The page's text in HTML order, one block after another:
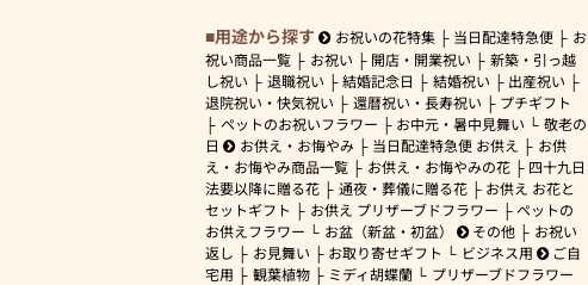
用途から探す お祝いの花特集 当日配達特急便
お
祝い商品一覧
お祝い 開店・開業祝い
新築・引っ越
し祝い
退職祝い 結婚記念日 結婚祝い
出産祝い
退院祝い・快気祝い
還暦祝い・長寿祝い
プチギフト
ペットのお祝いフラワー
お中元・暑中見舞い
敬老の
日
お供え・お悔やみ 当日配達特急便 お供え
お供
え・お悔やみ商品一覧
お供え・お悔やみの花
四十九日
法要以降に贈る花
通夜・葬儀に贈る花
お供え お花と
セットギフト
お供え プリザーブドフラワー
ペットの
お供えフラワー
お盆（新盆・初盆） その他
お祝い
返し
お見舞い お取り寄せギフト ビジネス用
ご自
宅用
観葉植物 ミディ胡蝶蘭 プリザーブドフラワー